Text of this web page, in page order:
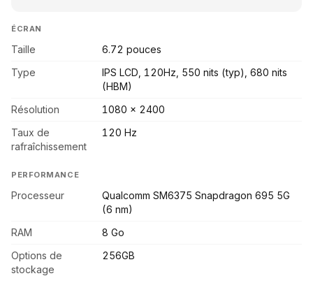
ÉCRAN
Taille
6.72 pouces
Type
IPS LCD, 120Hz, 550 nits (typ), 680 nits
(HBM)
Résolution
1080 x 2400
Taux de
rafraîchissement
120 Hz
PERFORMANCE
Processeur
Qualcomm SM6375 Snapdragon 695 5G
(6 nm)
RAM
8 Go
Options de
stockage
256GB